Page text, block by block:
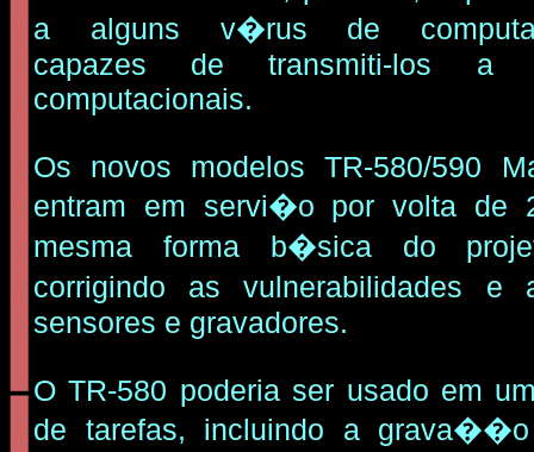
a alguns v�rus de
capazes de transmiti-los a
computacionais.
Os novos modelos TR-580/590
entram em servi�o por volta de
mesma forma b�sica do
corrigindo as vulnerabilidades e
sensores e gravadores.
O TR-580 poderia ser usado em
de tarefas, incluindo a